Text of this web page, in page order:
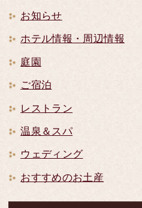
お知らせ
ホテル情報・周辺情報
庭園
ご宿泊
レストラン
温泉＆スパ
ウェディング
おすすめのお土産